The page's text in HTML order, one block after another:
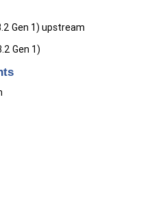
Gen 1) upstream
Gen 1)